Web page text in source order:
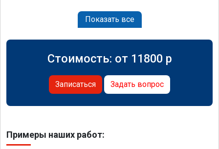
Показать все
Стоимость: от 11800 p
Записаться Задать вопрос
Примеры наших работ: